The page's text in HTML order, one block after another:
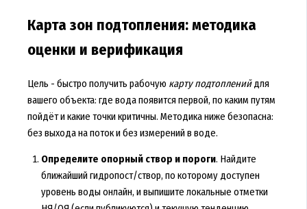
Карта зон подтопления: методика
оценки и верификация
Цель - быстро получить рабочую карту подтопленийдля
вашего объекта: где вода появится первой, по каким путям
пойдёт и какие точки критичны. Методика ниже безопасна:
без выхода на поток и без измерений в воде.
Определите опорный створ и пороги. Найдите
ближайший гидропост/створ, по которому доступен
уровень воды онлайн, и выпишите локальные отметки